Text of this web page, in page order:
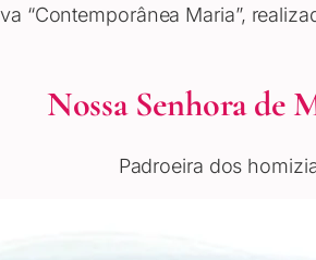
“Contemporânea Maria”,
Nossa Senhora de
Padroeira dos